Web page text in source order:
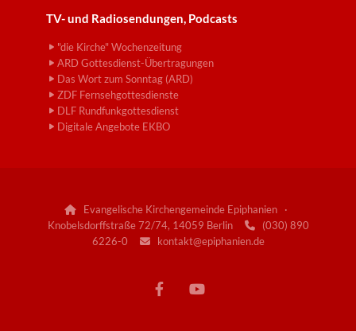
TV- und Radiosendungen, Podcasts
"die Kirche" Wochenzeitung
ARD Gottesdienst-Übertragungen
Das Wort zum Sonntag (ARD)
ZDF Fernsehgottesdienste
DLF Rundfunkgottesdienst
Digitale Angebote EKBO
Evangelische Kirchengemeinde Epiphanien ·
Knobelsdorffstraße 72/74, 14059 Berlin
(030) 890
6226-0
kontakt@epiphanien.de